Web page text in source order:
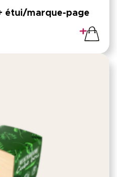
étui/marque-page